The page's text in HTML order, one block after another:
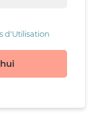
d'Utilisation